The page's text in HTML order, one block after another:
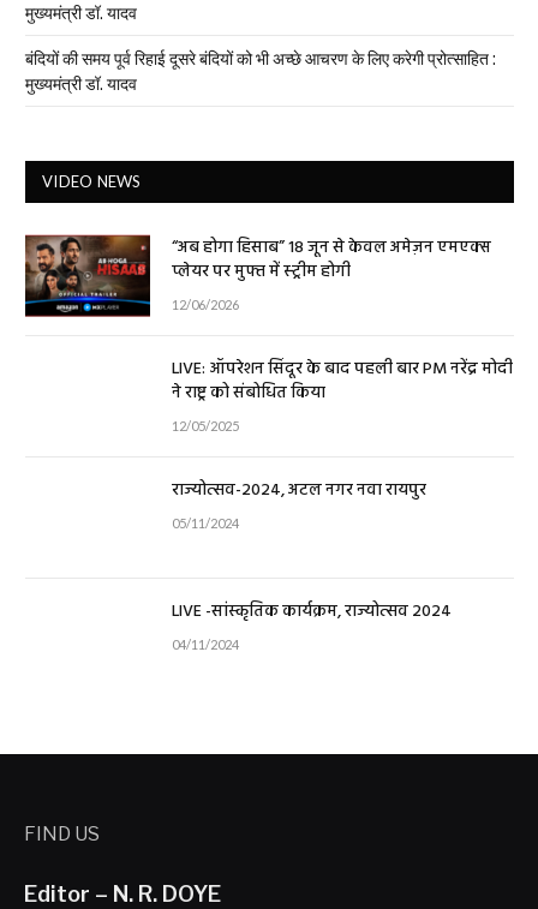
मुख्यमंत्री डॉ. यादव
बंदियों की समय पूर्व रिहाई दूसरे बंदियों को भी अच्छे आचरण के लिए करेगी प्रोत्साहित :
मुख्यमंत्री डॉ. यादव
VIDEO NEWS
“अब होगा हिसाब” 18 जून से केवल अमेज़न एमएक्स
प्लेयर पर मुफ्त में स्ट्रीम होगी
12/06/2026
LIVE: ऑपरेशन सिंदूर के बाद पहली बार PM नरेंद्र मोदी
ने राष्ट्र को संबोधित किया
12/05/2025
राज्योत्सव-2024, अटल नगर नवा रायपुर
05/11/2024
LIVE -सांस्कृतिक कार्यक्रम, राज्योत्सव 2024
04/11/2024
FIND US
Editor – N. R. DOYE